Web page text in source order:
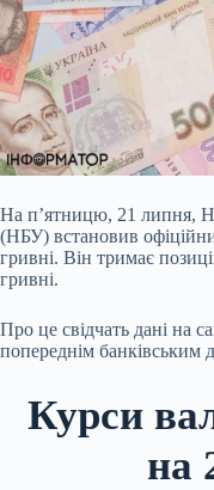
На п’ятницю, 21 липня,
(НБУ) встановив
гривні. Він тримає
гривні.
Про це свідчать дані на
попереднім банківським
Курси
на